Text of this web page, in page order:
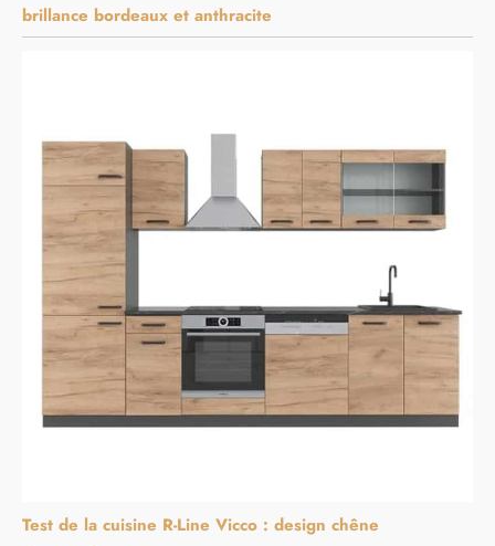
brillance bordeaux et anthracite
Test de la cuisine R-Line Vicco : design chêne